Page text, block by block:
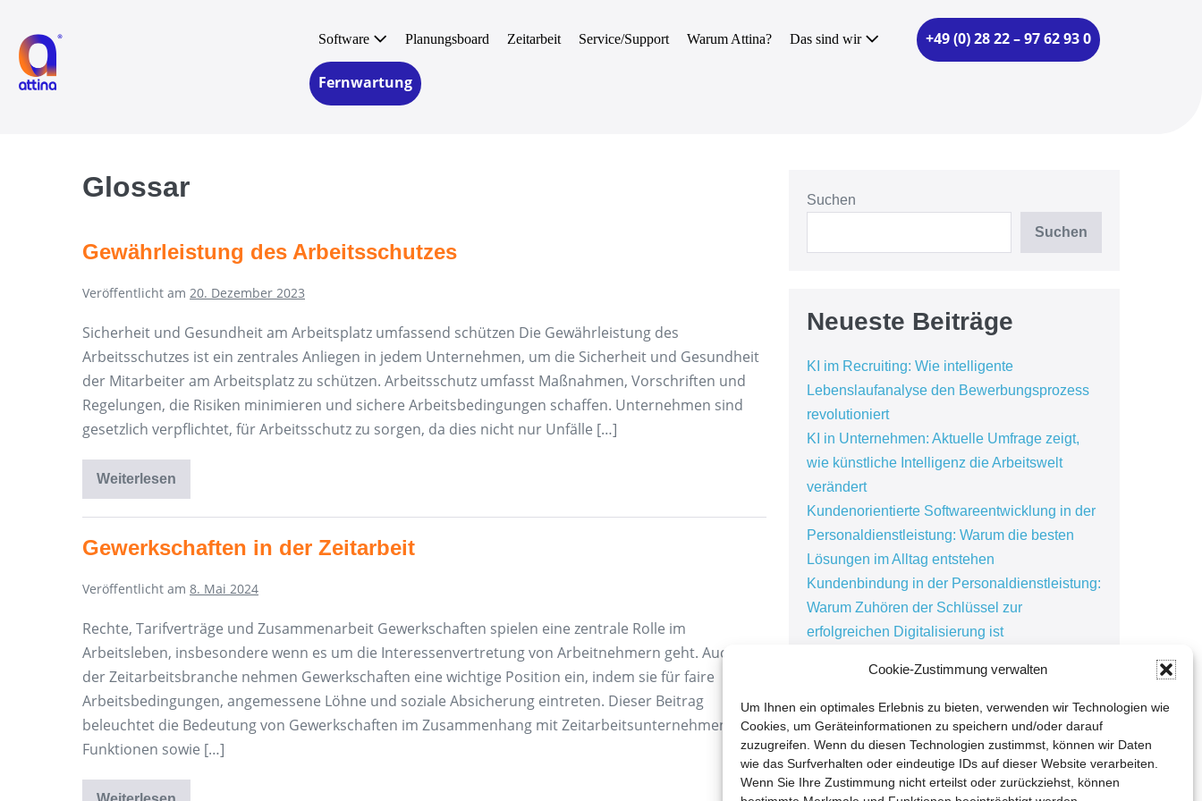
Cookie-Zustimmung verwalten
Um Ihnen ein optimales Erlebnis zu bieten, verwenden wir Technologien wie
Cookies, um Geräteinformationen zu speichern und/oder darauf
zuzugreifen. Wenn du diesen Technologien zustimmst, können wir Daten
wie das Surfverhalten oder eindeutige IDs auf dieser Website verarbeiten.
Wenn Sie Ihre Zustimmung nicht erteilst oder zurückziehst, können
Inhalt
springen
Software Planungsboard Zeitarbeit Service/Support Warum Attina? Das sind wir +49 (0) 28 22 – 97 62 93 0
Fernwartung
Glossar
Gewährleistung des Arbeitsschutzes
Veröffentlicht am 20. Dezember 2023
Sicherheit und Gesundheit am Arbeitsplatz umfassend schützen Die Gewährleistung des
Arbeitsschutzes ist ein zentrales Anliegen in jedem Unternehmen, um die Sicherheit und Gesundheit
der Mitarbeiter am Arbeitsplatz zu schützen. Arbeitsschutz umfasst Maßnahmen, Vorschriften und
Regelungen, die Risiken minimieren und sichere Arbeitsbedingungen schaffen. Unternehmen sind
gesetzlich verpflichtet, für Arbeitsschutz zu sorgen, da dies nicht nur Unfälle […]
WeiterlesenGewährleistung
des
Arbeitsschutzes
Gewerkschaften in der Zeitarbeit
Veröffentlicht am 8. Mai 2024
Rechte, Tarifverträge und Zusammenarbeit Gewerkschaften spielen eine zentrale Rolle im
Arbeitsleben, insbesondere wenn es um die Interessenvertretung von Arbeitnehmern geht. Auch in
der Zeitarbeitsbranche nehmen Gewerkschaften eine wichtige Position ein, indem sie für faire
Arbeitsbedingungen, angemessene Löhne und soziale Absicherung eintreten. Dieser Beitrag
beleuchtet die Bedeutung von Gewerkschaften im Zusammenhang mit Zeitarbeitsunternehmen, ihre
Funktionen sowie […]
Suchen
Suchen
Neueste Beiträge
KI im Recruiting: Wie intelligente
Lebenslaufanalyse den Bewerbungsprozess
revolutioniert
KI in Unternehmen: Aktuelle Umfrage zeigt,
wie künstliche Intelligenz die Arbeitswelt
verändert
Kundenorientierte Softwareentwicklung in der
Personaldienstleistung: Warum die besten
Lösungen im Alltag entstehen
Kundenbindung in der Personaldienstleistung:
Warum Zuhören der Schlüssel zur
erfolgreichen Digitalisierung ist
Pressemitteilungen